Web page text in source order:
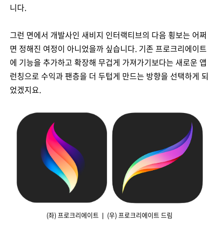
니다.
그런 면에서 개발사인 새비지 인터랙티브의 다음 횡보는 어쩌
면 정해진 여정이 아니었을까 싶습니다. 기존 프로크리에이트
에 기능을 추가하고 확장해 무겁게 가져가기보다는 새로운 앱
런칭으로 수익과 팬층을 더 두텁게 만드는 방향을 선택하게 되
었겠지요.
(좌) 프로크리에이트 ❘ (우) 프로크리에이트 드림